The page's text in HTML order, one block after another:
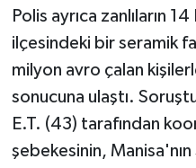
Polis ayrıca zanlıların
ilçesindeki bir seramik
milyon avro çalan
sonucuna ulaştı.
E.T. (43) tarafından
şebekesinin, Manisa'nın